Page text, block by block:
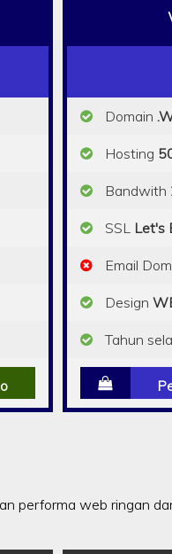
Domain
Hosting
Bandwith
SSL Let's
Email
Design
Tahun
performa web ringan